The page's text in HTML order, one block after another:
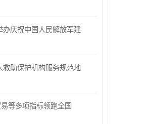
办庆祝中国人民解放军建
救助保护机构服务规范地
等多项指标领跑全国